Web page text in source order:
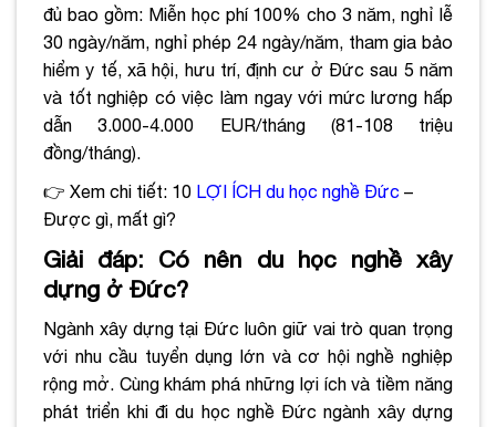
đủ bao gồm: Miễn học phí 100% cho 3 năm, nghỉ lễ
30 ngày/năm, nghỉ phép 24 ngày/năm, tham gia bảo
hiểm y tế, xã hội, hưu trí, định cư ở Đức sau 5 năm
và tốt nghiệp có việc làm ngay với mức lương hấp
dẫn 3.000-4.000 EUR/tháng (81-108 triệu
đồng/tháng).
👉 Xem chi tiết: 10 LỢI ÍCH du học nghề Đức –
Được gì, mất gì?
Giải đáp: Có nên du học nghề xây
dựng ở Đức?
Ngành xây dựng tại Đức luôn giữ vai trò quan trọng
với nhu cầu tuyển dụng lớn và cơ hội nghề nghiệp
rộng mở. Cùng khám phá những lợi ích và tiềm năng
phát triển khi đi du học nghề Đức ngành xây dựng